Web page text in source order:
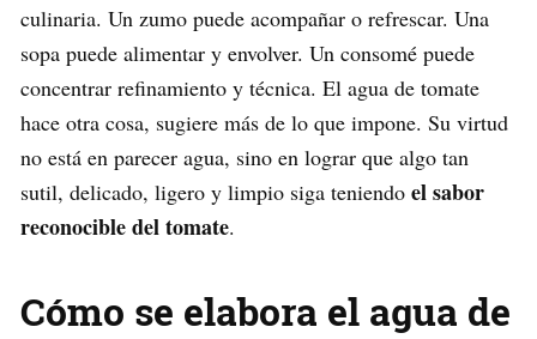
culinaria. Un zumo puede acompañar o refrescar. Una
sopa puede alimentar y envolver. Un consomé puede
concentrar refinamiento y técnica. El agua de tomate
hace otra cosa, sugiere más de lo que impone. Su virtud
no está en parecer agua, sino en lograr que algo tan
sutil, delicado, ligero y limpio siga teniendo el sabor
reconocible del tomate.
Cómo se elabora el agua de